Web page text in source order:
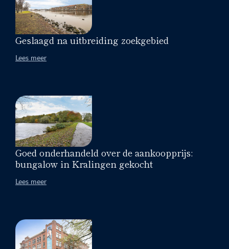
Geslaagd na uitbreiding zoekgebied
Lees meer
Goed onderhandeld over de aankoopprijs:
bungalow in Kralingen gekocht
Lees meer